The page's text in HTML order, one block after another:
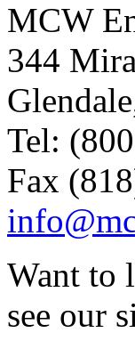
MCW
344
Tel:
Fax
Want to
see our